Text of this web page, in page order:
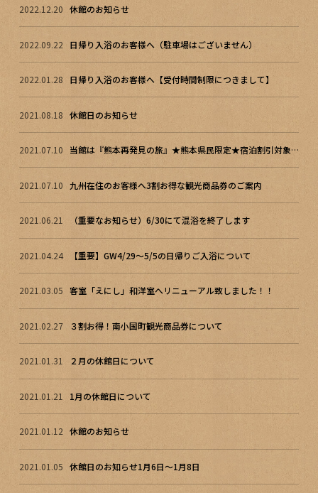
2022.12.20 休館のお知らせ
2022.09.22 日帰り入浴のお客様へ（駐車場はございません）
2022.01.28 日帰り入浴のお客様へ【受付時間制限につきまして】
2021.08.18 休館日のお知らせ
2021.07.10 当館は『熊本再発見の旅』★熊本県民限定★宿泊割引対象施設です！
2021.07.10 九州在住のお客様へ3割お得な観光商品券のご案内
2021.06.21 （重要なお知らせ）6/30にて混浴を終了します
2021.04.24 【重要】GW4/29～5/5の日帰りご入浴について
2021.03.05 客室「えにし」和洋室へリニューアル致しました！！
2021.02.27 ３割お得！南小国町観光商品券について
2021.01.31 ２月の休館日について
2021.01.21 1月の休館日について
2021.01.12 休館のお知らせ
2021.01.05 休館日のお知らせ1月6日～1月8日